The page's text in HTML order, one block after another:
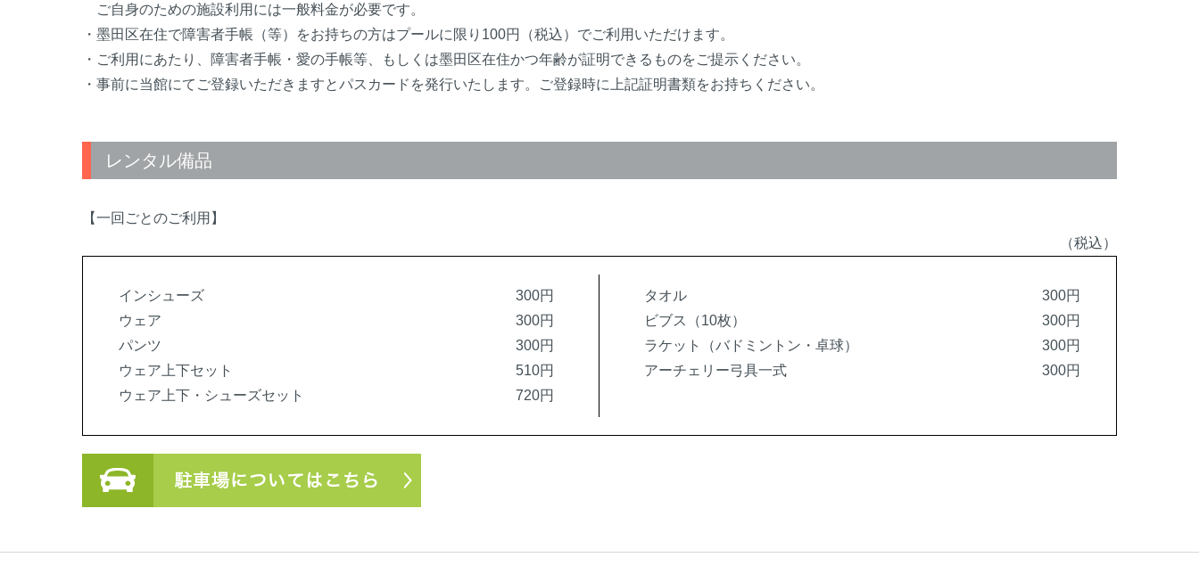
ご自身のための施設利用には一般料金が必要です。
・墨田区在住で障害者手帳（等）をお持ちの方はプールに限り100円（税込）でご利用いただけます。
・ご利用にあたり、障害者手帳・愛の手帳等、もしくは墨田区在住かつ年齢が証明できるものをご提示ください。
・事前に当館にてご登録いただきますとパスカードを発行いたします。ご登録時に上記証明書類をお持ちください。
レンタル備品
【一回ごとのご利用】
（税込）
インシューズ
300円
ウェア
300円
パンツ
300円
ウェア上下セット
510円
ウェア上下・シューズセット
720円
タオル
300円
ビブス（10枚）
300円
ラケット（バドミントン・卓球）
300円
アーチェリー弓具一式
300円